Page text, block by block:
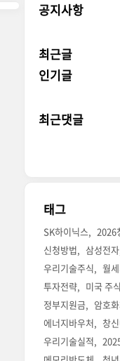
공지사항
최근글
인기글
최근댓글
태그
SK하이닉스 2026
신청방법
삼성전자
우리기술주식
월
투자전략
미국 주
정부지원금
암호
에너지바우처
창
우리기술실적